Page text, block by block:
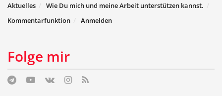
Aktuelles
Wie Du mich und meine Arbeit unterstützen kannst.
Kommentarfunktion
Anmelden
Folge mir